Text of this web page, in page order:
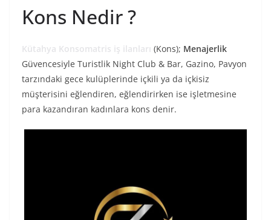
Kons Nedir ?
Kütahya Konsomatris iş ilanları (Kons); Menajerlik
Güvencesiyle Turistlik Night Club & Bar, Gazino, Pavyon
tarzındaki gece kulüplerinde içkili ya da içkisiz
müşterisini eğlendiren, eğlendirirken ise işletmesine
para kazandıran kadınlara kons denir.